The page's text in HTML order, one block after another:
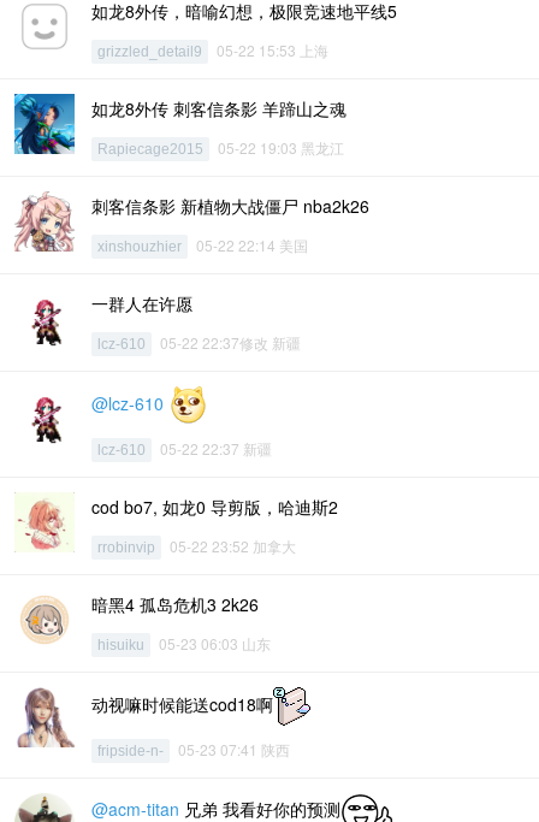
如龙8外传，暗喻幻想，极限竞速地平线5
grizzled_detail9 05-22 15:53 上海
如龙8外传 刺客信条影 羊蹄山之魂
Rapiecage2015 05-22 19:03 黑龙江
刺客信条影 新植物大战僵尸 nba2k26
xinshouzhier 05-22 22:14 美国
一群人在许愿
lcz-610 05-22 22:37修改 新疆
@lcz-610
lcz-610 05-22 22:37 新疆
cod bo7, 如龙0 导剪版，哈迪斯2
rrobinvip 05-22 23:52 加拿大
暗黑4 孤岛危机3 2k26
hisuiku 05-23 06:03 山东
动视嘛时候能送cod18啊
fripside-n- 05-23 07:41 陕西
@acm-titan 兄弟 我看好你的预测